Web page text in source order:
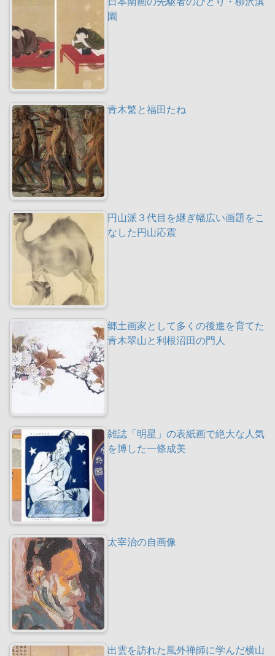
園
青木繁と福田たね
円山派３代目を継ぎ幅広い画題をこ
なした円山応震
郷土画家として多くの後進を育てた
青木翠山と利根沼田の門人
雑誌「明星」の表紙画で絶大な人気
を博した一條成美
太宰治の自画像
出雲を訪れた風外禅師に学んだ横山